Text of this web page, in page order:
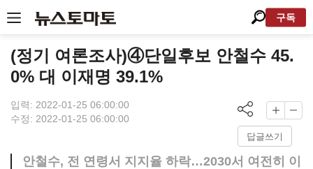
구독
(정기 여론조사)④단일후보 안철수 45.
0% 대 이재명 39.1%
입력: 2022-01-25 06:00:00
수정: 2022-01-25 06:00:00
답글쓰기
안철수, 전 연령서 지지율 하락…2030서 여전히 이